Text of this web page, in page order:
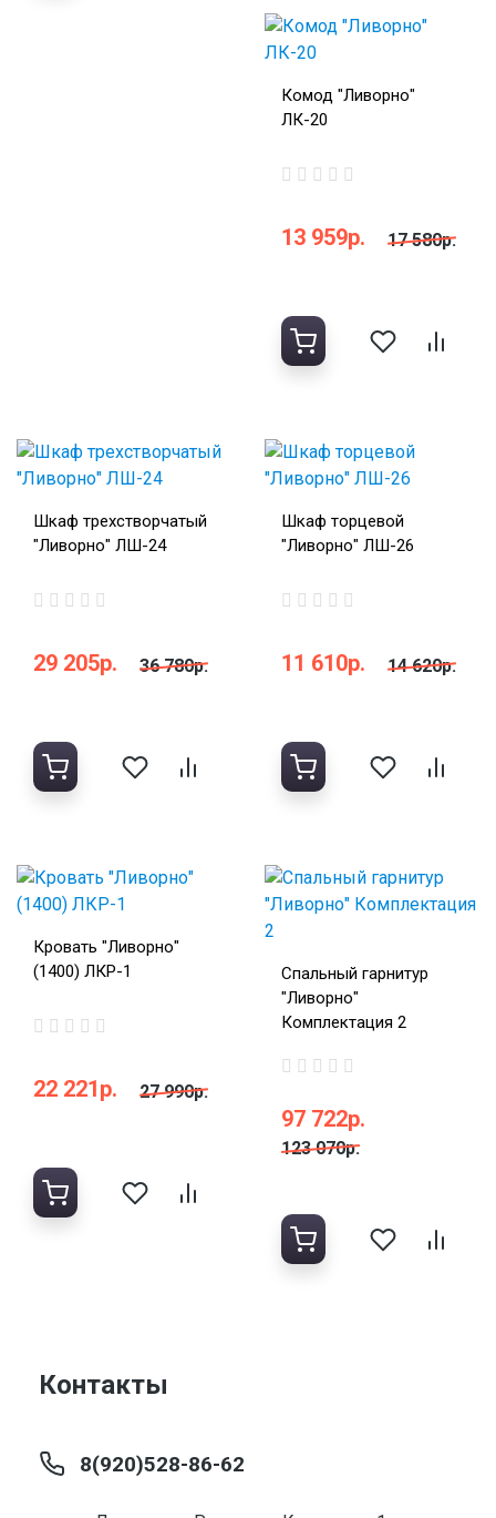
Комод "Ливорно"
ЛК-20
13 959р. 17 580р.
Шкаф трехстворчатый
"Ливорно" ЛШ-24
29 205р. 36 780р.
Шкаф торцевой
"Ливорно" ЛШ-26
11 610р. 14 620р.
Кровать "Ливорно"
(1400) ЛКР-1
22 221р. 27 990р.
Спальный гарнитур
"Ливорно"
Комплектация 2
97 722р.
123 070р.
Контакты
8(920)528-86-62